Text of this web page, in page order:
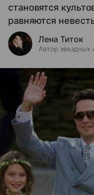
становятся
равняются
Лена Титок
Автор звездных